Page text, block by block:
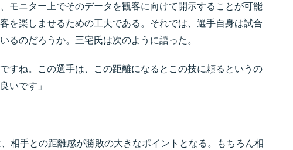
モニター上でそのデータを観客に向けて開示することが可能
を楽しませるための工夫である。それでは、選手自身は試合
るのだろうか。三宅氏は次のように語った。
すね。この選手は、この距離になるとこの技に頼るというの
いです」
相手との距離感が勝敗の大きなポイントとなる。もちろん相